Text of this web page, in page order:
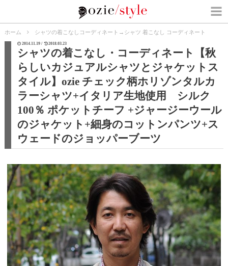
ホーム シャツの着こなしコーディネート → シャツ 着こなし コーディネート
2014.11.19 / 2018.03.23
シャツの着こなし・コーディネート【秋
らしいカジュアルシャツとジャケットス
タイル】ozie チェック柄ホリゾンタルカ
ラーシャツ+イタリア生地使用 シルク
100％ ポケットチーフ +ジャージーウール
のジャケット+細身のコットンパンツ+ス
ウェードのジョッパーブーツ